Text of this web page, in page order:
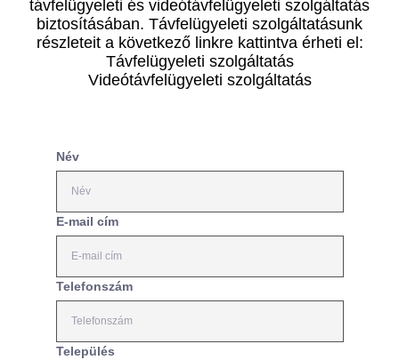
távfelügyeleti és videótávfelügyeleti szolgáltatás
biztosításában. Távfelügyeleti szolgáltatásunk
részleteit a következő linkre kattintva érheti el:
Távfelügyeleti szolgáltatás
Videótávfelügyeleti szolgáltatás
Név
E-mail cím
Telefonszám
Település